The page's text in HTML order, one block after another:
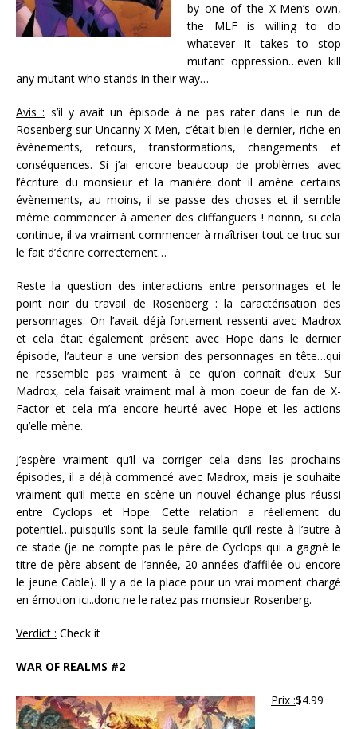
by one of the X-Men’s own,
the MLF is willing to do
whatever it takes to stop
mutant oppression…even kill
any mutant who stands in their way…
Avis : s’il y avait un épisode à ne pas rater dans le run de
Rosenberg sur Uncanny X-Men, c’était bien le dernier, riche en
évènements, retours, transformations, changements et
conséquences. Si j’ai encore beaucoup de problèmes avec
l’écriture du monsieur et la manière dont il amène certains
évènements, au moins, il se passe des choses et il semble
même commencer à amener des cliffanguers ! nonnn, si cela
continue, il va vraiment commencer à maîtriser tout ce truc sur
le fait d’écrire correctement…
Reste la question des interactions entre personnages et le
point noir du travail de Rosenberg : la caractérisation des
personnages. On l’avait déjà fortement ressenti avec Madrox
et cela était également présent avec Hope dans le dernier
épisode, l’auteur a une version des personnages en tête…qui
ne ressemble pas vraiment à ce qu’on connaît d’eux. Sur
Madrox, cela faisait vraiment mal à mon coeur de fan de X-
Factor et cela m’a encore heurté avec Hope et les actions
qu’elle mène.
J’espère vraiment qu’il va corriger cela dans les prochains
épisodes, il a déjà commencé avec Madrox, mais je souhaite
vraiment qu’il mette en scène un nouvel échange plus réussi
entre Cyclops et Hope. Cette relation a réellement du
potentiel…puisqu’ils sont la seule famille qu’il reste à l’autre à
ce stade (je ne compte pas le père de Cyclops qui a gagné le
titre de père absent de l’année, 20 années d’affilée ou encore
le jeune Cable). Il y a de la place pour un vrai moment chargé
en émotion ici..donc ne le ratez pas monsieur Rosenberg.
Verdict : Check it
WAR OF REALMS #2
Prix :$4.99